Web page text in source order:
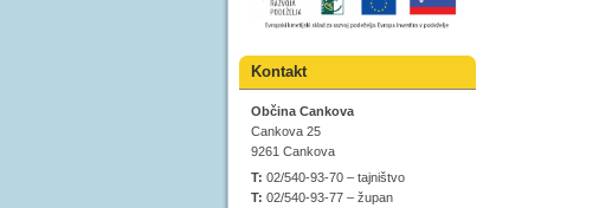
Kontakt
Občina Cankova
Cankova 25
9261 Cankova
T: 02/540-93-70 – tajništvo
T: 02/540-93-77 – župan